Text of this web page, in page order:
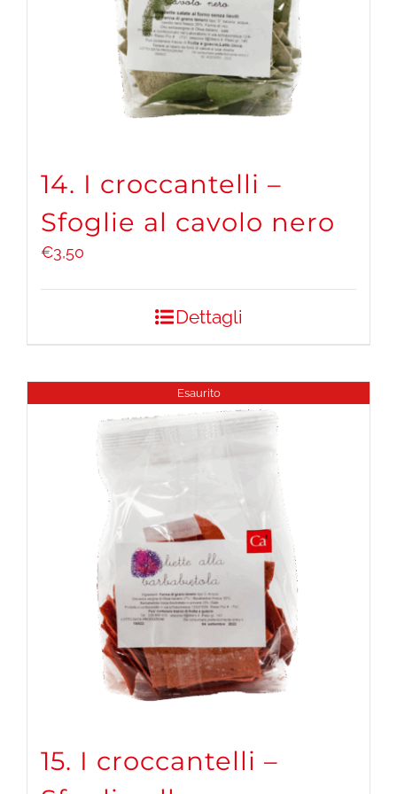
14. I croccantelli –
Sfoglie al cavolo nero
€3,50
Dettagli
Esaurito
15. I croccantelli –